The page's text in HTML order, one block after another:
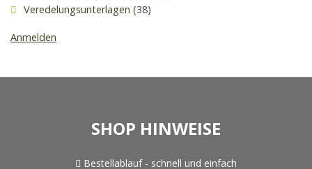
Veredelungsunterlagen (38)
Anmelden
SHOP HINWEISE
Bestellablauf - schnell und einfach